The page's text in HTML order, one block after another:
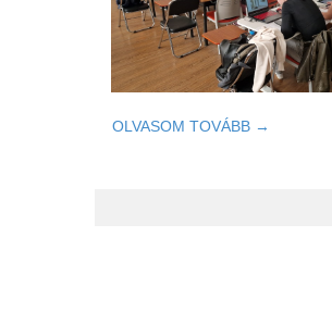
OLVASOM TOVÁBB →